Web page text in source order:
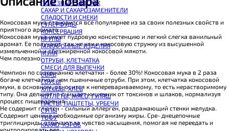
BOMBBAR Печенье овсяное fitness
BOMBBAR Печенье протеиновое
CHIKALAB Печенье бисквитное Chika Biscuit
CHIKALAB Печенье протеиновое в шоколаде без сахара Chikapie
BOMBBAR Печенье низкокалорийное
BOMBBAR Батончик протеиновый злаковый
CHIKALAB Батончик-мюсли
BOMBBAR Батончик протеиновый в шоколаде
BOMBBAR Батончик протеиновый Crunch
CHIKALAB Батончик с нугой
BOMBBAR Батончик протеиновый ореховый
BOMBBAR Батончик KETO
CHIKALAB Батончик протеиновый Chika Layers
BOMBBAR Батончик протеиновый Vegan
BOMBBAR Батончик протеиновый Slim
CHIKALAB Батончик протеиновый Chikabar
BOMBBAR Батончик протеиновый
BOMBBAR Батончик-мюсли
ПОЛЕЗНЫЙ ЗАВТРАК
САХАР И САХАРОЗАМЕНИТЕЛИ
СЛАДОСТИ И СНЕКИ
СУПЕРФУДЫ
КОНСЕРВАЦИЯ
КРУПЫ
МАКАРОННЫЕ ИЗДЕЛИЯ
МУКА
ОТРУБИ, КЛЕТЧАТКА
СМЕСИ ДЛЯ ВЫПЕЧКИ
СОЛЬ
СОУСЫ
ХЛЕБЦЫ, ХЛЕБ
КОТЛЕТЫ, МЯСО, ГУЛЯШ
ПАСТЫ, ПАШТЕТЫ, УРБЕЧИ
СУПЫ
ТОФУ
КАКАО, КЭРОБ
Кокосовая мука становится все популярнее из за своих полезных свойств и
приятного аромата.
Кокосовая мука имеет пудровую консистенцию и легкий слегка ванильный
аромат. Ее получают, так же как и кокосовую стружку из высушенной
измельченной и обезжиренной кокосовой мякоти.
Чем полеззно:
Чемпион по содержанию клетчатки - более 30%! Кокосовая мука в 2 раза
богаче клетчаткой, чем пшеничные отруби. При этом, клетчатка кокосовой
муки, в основном, относится к неперевариваемому, то есть нерастворимому
типу. Она деликатно очищает кишечник от токсинов и шлаков, нормализуя
процесс пищеварения.
Не содержит глютен - сильный аллерген, раздражающий стенки желудка.
Содержит ценные необходимые организму жиры. Сре- днецепочные
триглицириды отвечают за чувство насыщения, помогая не переедать и
контролировать вес.